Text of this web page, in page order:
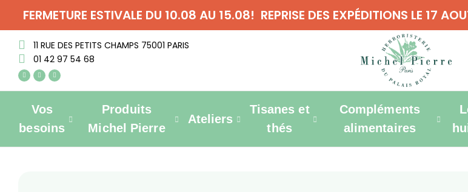
FERMETURE ESTIVALE DU 10.08 AU 15.08! REPRISE DES EXPÉDITIONS LE 17
11 RUE DES PETITS CHAMPS 75001 PARIS
01 42 97 54 68
Vos
besoins
Produits
Michel Pierre
Ateliers
Tisanes et
thés
Compléments
alimentaires